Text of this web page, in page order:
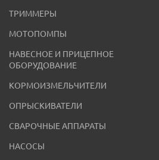
ТРИММЕРЫ
МОТОПОМПЫ
НАВЕСНОЕ И ПРИЦЕПНОЕ
ОБОРУДОВАНИЕ
КОРМОИЗМЕЛЬЧИТЕЛИ
ОПРЫСКИВАТЕЛИ
СВАРОЧНЫЕ АППАРАТЫ
НАСОСЫ